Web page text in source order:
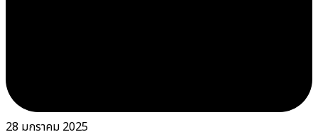
28 มกราคม 2025